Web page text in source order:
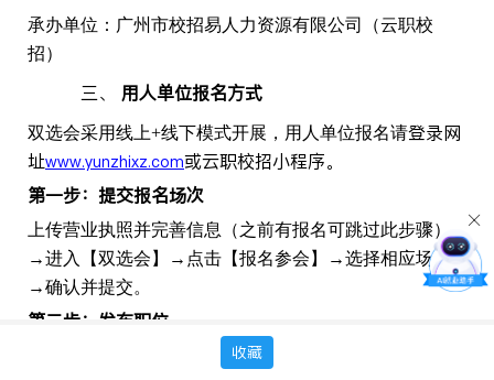
承办单位： 广州市校招易人力资源有限公司（云职校
招）
三、 用人单位报名方式
双选会采用线上+线下模式开展，用人单位报名请登录网
址www.yunzhixz.com或云职校招小程序。
第一步：提交报名场次
上传营业执照并完善信息（之前有报名可跳过此步骤）
→进入【双选会】→点击【报名参会】→选择相应场次
→确认并提交。
第二步：发布职位
用人单位可在平台免费发布职位，进入【职位管理】
收藏